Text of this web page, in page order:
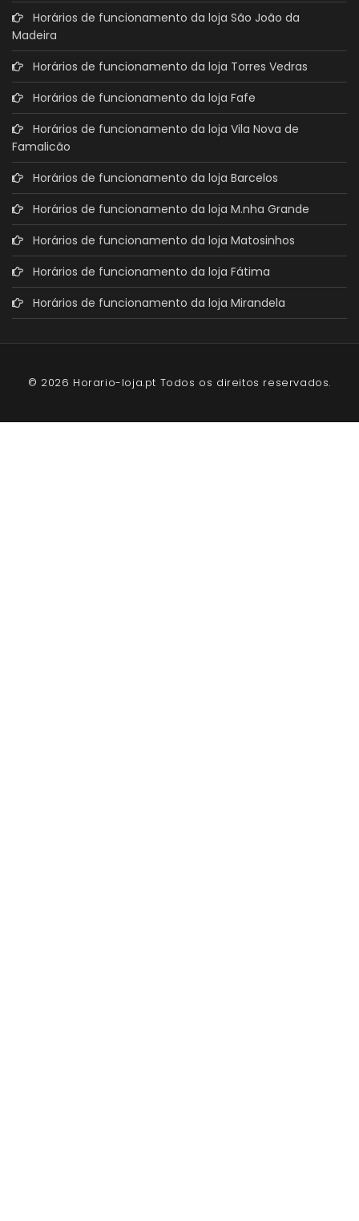
Horários de funcionamento da loja São João da
Madeira
Horários de funcionamento da loja Torres Vedras
Horários de funcionamento da loja Fafe
Horários de funcionamento da loja Vila Nova de
Famalicão
Horários de funcionamento da loja Barcelos
Horários de funcionamento da loja M.nha Grande
Horários de funcionamento da loja Matosinhos
Horários de funcionamento da loja Fátima
Horários de funcionamento da loja Mirandela
© 2026 Horario-loja.pt Todos os direitos reservados.